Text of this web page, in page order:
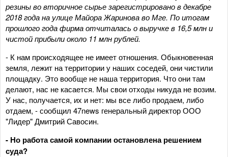
резины во вторичное сырье зарегистрировано в декабре
2018 года на улице Майора Жаринова во Мге. По итогам
прошлого года фирма отчиталась о выручке в 16,5 млн и
чистой прибыли около 11 млн рублей.
- К нам происходящее не имеет отношения. Обыкновенная
земля, лежит на территории у наших соседей, они чистили
площадку. Это вообще не наша территория. Что они там
делают, нас не касается. Мы свои отходы никуда не возим.
У нас, получается, их и нет: мы все либо продаем, либо
отдаем, - сообщил 47news генеральный директор ООО
"Лидер" Дмитрий Савосин.
- Но работа самой компании остановлена решением
суда?